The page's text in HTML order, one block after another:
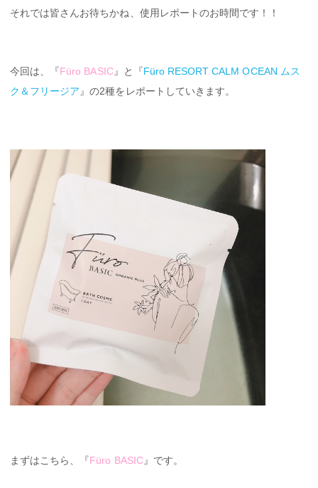
それでは皆さんお待ちかね、使用レポートのお時間です！！
今回は、『Füro BASIC』と『Füro RESORT CALM OCEAN ムス
ク＆フリージア 』の2種をレポートしていきます。
まずはこちら、『Füro BASIC』です。